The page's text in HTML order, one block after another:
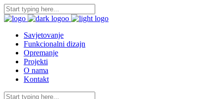
Savjetovanje
Funkcionalni dizajn
Opremanje
Projekti
O nama
Kontakt